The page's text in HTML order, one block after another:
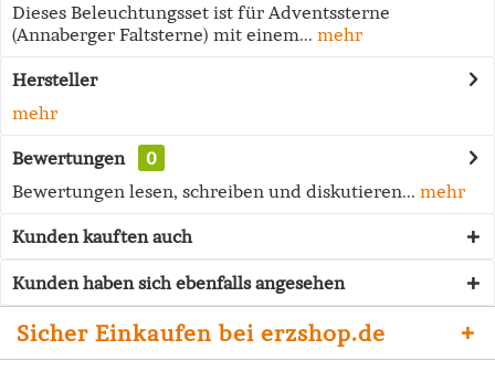
Dieses Beleuchtungsset ist für Adventssterne
(Annaberger Faltsterne) mit einem... mehr
Hersteller
mehr
Bewertungen
0
Bewertungen lesen, schreiben und diskutieren... mehr
Kunden kauften auch
Kunden haben sich ebenfalls angesehen
Sicher Einkaufen bei erzshop.de